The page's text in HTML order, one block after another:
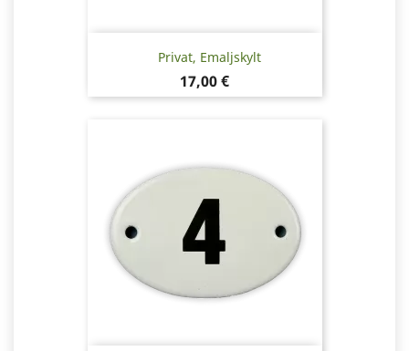
Privat, Emaljskylt
Pris
17,00 €